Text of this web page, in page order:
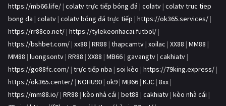
https://mb66.life/ | colatv trực tiếp bóng đá | colatv | colatv truc tiep
bong da | colatv | colatv bóng đá trực tiếp | https://ok365.services/ |
https://rr88co.net/ | https://tylekeonhacai.futbol/ |
https://bshbet.com/ | xx88 | RR88 | thapcamtv | xoilac | XX88 | MM88 |
MM88 | luongsontv | RR88 | XX88 | MB66 | gavangtv | cakhiatv |
https://go88fc.com/ | trực tiếp nba | soi kèo | https://79king.express/ |
https://ok365.center/ | NOHU90 | ok9 | MB66 | KJC | 8xx |
https://mm88.io/ | RR88 | kèo nhà cái | bet88 | cakhiatv | kèo nhà cái |